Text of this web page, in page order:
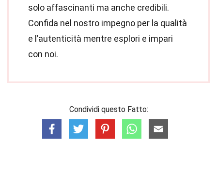
solo affascinanti ma anche credibili.
Confida nel nostro impegno per la qualità
e l’autenticità mentre esplori e impari
con noi.
Condividi questo Fatto: